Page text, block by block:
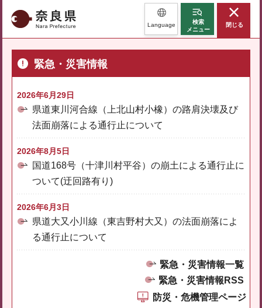
奈良県 Language
検索
メニュー
閉じる
緊急・災害情報
2026年6月29日
県道東川河合線（上北山村小橡）の路肩決壊及び
法面崩落による通行止について
2026年8月5日
国道168号（十津川村平谷）の崩土による通行止に
ついて(迂回路有り)
2026年6月3日
県道大又小川線（東吉野村大又）の法面崩落によ
る通行止について
緊急・災害情報一覧
緊急・災害情報RSS
防災・危機管理ページ